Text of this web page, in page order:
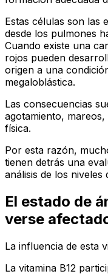
Estas células son las
desde los pulmones
Cuando existe una
rojos pueden
origen a una
megaloblástica.
Las consecuencias
agotamiento,
física.
Por esta razón,
tienen detrás una
análisis de los niveles
El estado de
verse
La influencia de esta
La vitamina B12